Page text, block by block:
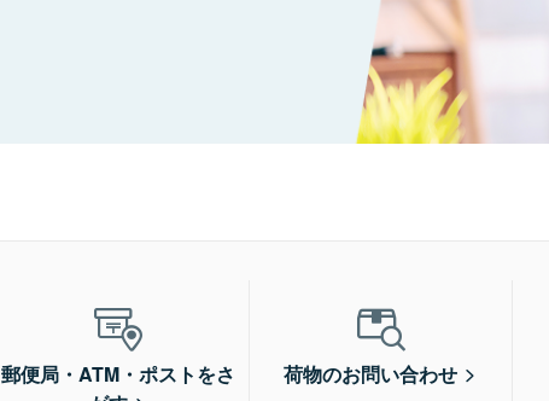
郵便局・ATM・ポストをさ
荷物のお問い合わせ